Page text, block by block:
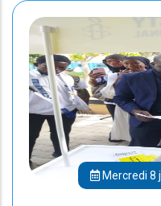
Mercredi 8